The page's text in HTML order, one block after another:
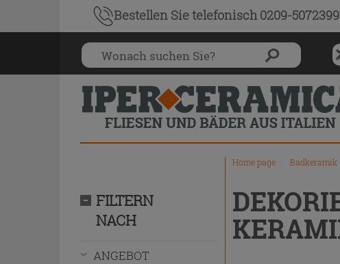
Bestellen Sietelefonisch 0209-
FILTERN
NACH
Drücken
Sie
um
Angebot
ANGEBOT
Facettenwert
10651
(47)
PREIS
Grenzwert
Grenzwert
INSTALLATIONSART
ONLINE
BESTELLBAR
FORM
FARBE
AUSFÜHRUNG
Home page Badkeramik
Produktverzeichnis